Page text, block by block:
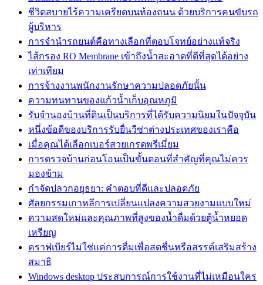
ชีวิตสบายไร้ความเครียดบนท้องถนน ด้วยบริการคนขับรถ
ผู้บริหาร
การจำนำรถยนต์คือทางเลือกที่ตอบโจทย์อย่างแท้จริง
ไส้กรอง RO Membrane เข้าถึงน้ำสะอาดที่ดีที่สุดได้อย่าง
เท่าเทียม
การจ้างงานพนักงานรักษาความปลอดภัยนั้น
ความทนทานของแก้วน้ำเก็บอุณหภูมิ
รับจำนองบ้านที่ดินเป็นบริการที่ได้รับความนิยมในปัจจุบัน
หนึ่งข้อดีของบริการรับยื่นวีซ่าต่างประเทศของเราคือ
เมื่อคุณได้เลือกเบอร์สวยเกรดพรีเมี่ยม
การตรวจบ้านก่อนโอนเป็นขั้นตอนที่สำคัญที่คุณไม่ควร
มองข้าม
กำจัดปลวกอยุธยา: คำตอบที่ดีและปลอดภัย
ศัลยกรรมเกาหลีการเปลี่ยนแปลงความสวยงามแบบใหม่
ความสดใหม่และคุณภาพที่สูงของน้ำดื่มด้วยตู้น้ำหยอด
เหรียญ
คราฟเบียร์ไม่ใช่แค่การดื่มเพื่อสดชื่นหรือสรรค์เสริมสร้าง
สมาธิ
Windows desktop ประสบการณ์การใช้งานที่ไม่เหมือนใคร